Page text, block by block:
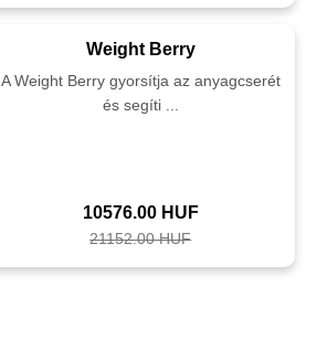
Weight Berry
A Weight Berry gyorsítja az anyagcserét
és segíti ...
10576.00 HUF
21152.00 HUF